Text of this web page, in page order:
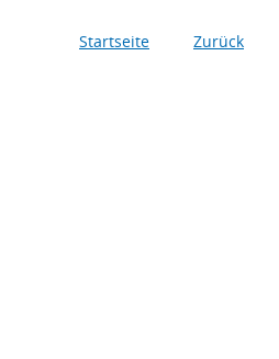
Startseite Zurück